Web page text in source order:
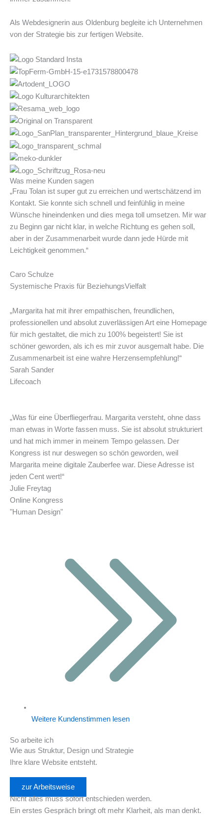
Als Webdesignerin aus Oldenburg begleite ich Unternehmen
von der Strategie bis zur fertigen Website.
Was meine Kunden sagen
„Frau Tolan ist super gut zu erreichen und wertschätzend im
Kontakt. Sie konnte sich schnell und feinfühlig in meine
Wünsche hineindenken und dies mega toll umsetzen. Mir war
zu Beginn gar nicht klar, in welche Richtung es gehen soll,
aber in der Zusammenarbeit wurde dann jede Hürde mit
Leichtigkeit genommen.“
Caro Schulze
Systemische Praxis für BeziehungsVielfalt
„Margarita hat mit ihrer empathischen, freundlichen,
professionellen und absolut zuverlässigen Art eine Homepage
für mich gestaltet, die mich zu 100% begeistert! Sie ist
schöner geworden, als ich es mir zuvor ausgemalt habe. Die
Zusammenarbeit ist eine wahre Herzensempfehlung!“
Sarah Sander
Lifecoach
„Was für eine Überfliegerfrau. Margarita versteht, ohne dass
man etwas in Worte fassen muss. Sie ist absolut strukturiert
und hat mich immer in meinem Tempo gelassen. Der
Kongress ist nur deswegen so schön geworden, weil
Margarita meine digitale Zauberfee war. Diese Adresse ist
jeden Cent wert!“
Julie Freytag
Online Kongress
"Human Design"
Weitere Kundenstimmen lesen
So arbeite ich
Wie aus Struktur, Design und Strategie
Ihre klare Website entsteht.
zur Arbeitsweise
Nicht alles muss sofort entschieden werden.
Ein erstes Gespräch bringt oft mehr Klarheit, als man denkt.